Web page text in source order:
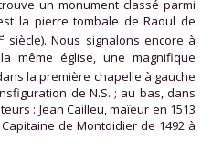
un monument classé parmi
la pierre tombale de Raoul de
e siècle). Nous signalons encore à
même église, une magnifique
la première chapelle à gauche
de N.S. ; au bas, dans
: Jean Cailleu, maïeur en 1513
de Montdidier de 1492 à